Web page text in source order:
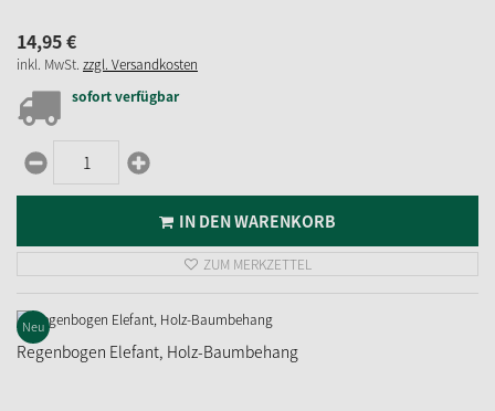
14,95€
inkl. MwSt. zzgl. Versandkosten
sofort verfügbar
IN DEN WARENKORB
ZUM MERKZETTEL
Neu
Regenbogen Elefant, Holz-Baumbehang